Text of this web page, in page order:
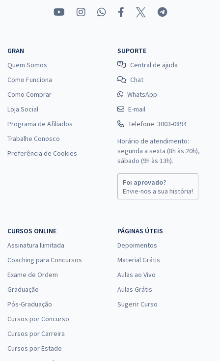
GRAN
Quem Somos
Como Funciona
Como Comprar
Loja Social
Programa de Afiliados
Trabalhe Conosco
Preferência de Cookies
SUPORTE
Central de ajuda
Chat
WhatsApp
E-mail
Telefone: 3003-0894
Horário de atendimento:
segunda a sexta (8h às 20h),
sábado (9h às 13h).
Foi aprovado?
Envie-nos a sua história!
CURSOS ONLINE
Assinatura Ilimitada
Coaching para Concursos
Exame de Ordem
Graduação
Pós-Graduação
Cursos por Concurso
Cursos por Carreira
Cursos por Estado
PÁGINAS ÚTEIS
Depoimentos
Material Grátis
Aulas ao Vivo
Aulas Grátis
Sugerir Curso